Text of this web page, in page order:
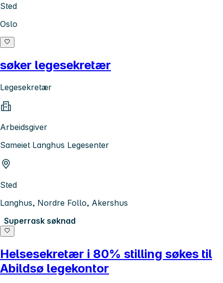
Sted
Oslo
søker legesekretær
Legesekretær
Arbeidsgiver
Sameiet Langhus Legesenter
Sted
Langhus, Nordre Follo, Akershus
Superrask søknad
Helsesekretær i 80% stilling søkes til
Abildsø legekontor